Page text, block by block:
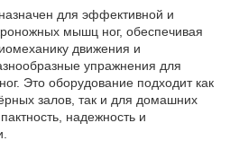
для эффективной и
мышц ног, обеспечивая
движения и
упражнения для
Это оборудование подходит как
залов, так и для домашних
надежность и